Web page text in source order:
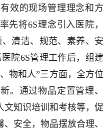
效的现场管理理念和方
先将6S理念引入医院，
清洁、规范、素养、安
院6S管理工作后，组建
物和人”三方面，全方位
。通过物品定置管理、
文知识培训和考核等，促
安全，物品摆放合理、